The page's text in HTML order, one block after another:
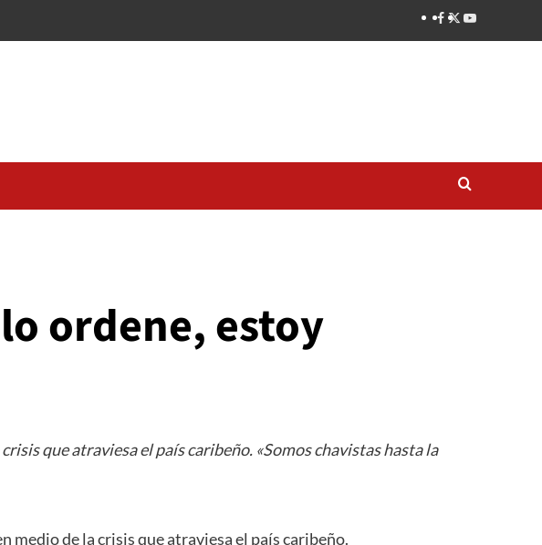
ordene, estoy
que atraviesa el país caribeño. «Somos chavistas hasta la
medio de la crisis que atraviesa el país caribeño.